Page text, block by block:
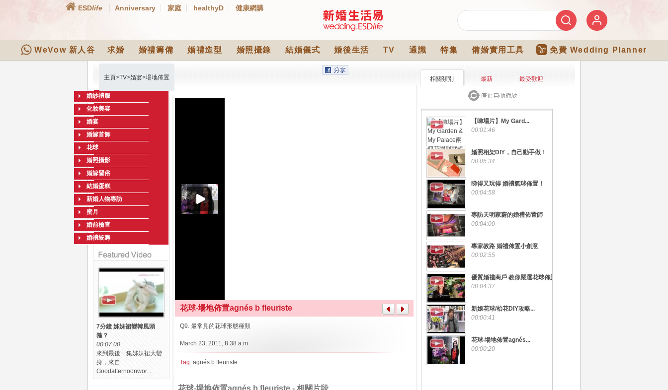
ESDlife Anniversary 家庭 healthyD 健康網購
WeVow 新人谷 求婚 婚禮籌備 婚禮造型 婚照攝錄 結婚儀式 婚後生活 TV 通識 特集 備婚實用工具 免費 Wedding Planner
主頁>TV>婚宴>場地佈置 相關類別 最新 最受歡迎
婚紗禮服
化妝美容
婚宴
婚嫁首飾
花球
婚照攝影
婚嫁習俗
結婚蛋糕
新婚人物專訪
蜜月
婚前檢查
婚禮統籌
7分鐘 姊妹裙變韓風頭
箍？
00:07:00
來到最後一集姊妹裙大變
身，來自
Goodafternoonwor...
花球‧場地佈置agnés b fleuriste
March 23, 2011, 8:38 a.m.
Q9. 最常見的花球形態種類
Tag: agnés b fleuriste
花球‧場地佈置agnés b fleuriste - 相關片段
【睇場片】My Gard...
00:01:46
婚照相架DIY，自己動手做！
00:05:34
睇得又玩得 婚禮氣球佈置！
00:04:58
專訪天明家蔚的婚禮佈置師
00:04:00
專家教路 婚禮佈置小創意
00:02:55
優質婚禮商戶 教你嚴選花球佈置
00:04:37
新娘花球/枱花DIY攻略...
00:00:41
花球‧場地佈置agnés...
00:00:20